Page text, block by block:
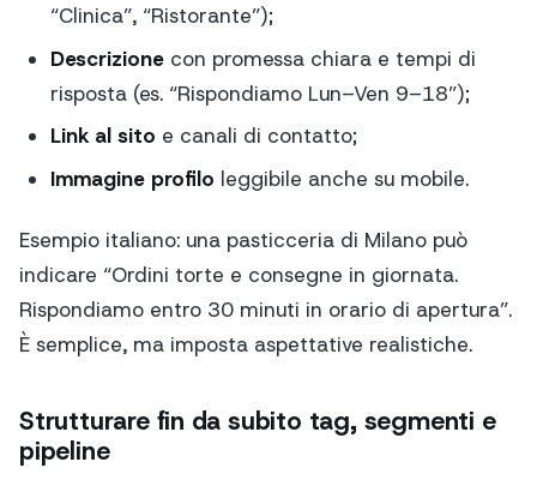
“Clinica”, “Ristorante”);
Descrizionecon promessa chiara e tempi di
risposta (es. “Rispondiamo Lun–Ven 9–18”);
Link al sito e canali di contatto;
Immagine profilo leggibile anche su mobile.
Esempio italiano: una pasticceria di Milano può
indicare “Ordini torte e consegne in giornata.
Rispondiamo entro 30 minuti in orario di apertura”.
È semplice, ma imposta aspettative realistiche.
Strutturare fin da subito tag, segmenti e
pipeline